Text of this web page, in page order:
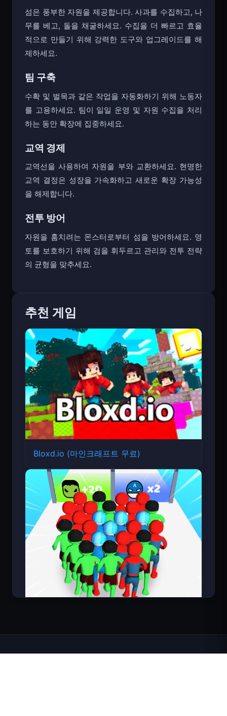
섬은 풍부한 자원을 제공합니다. 사과를 수집하고, 나
무를 베고, 돌을 채굴하세요. 수집을 더 빠르고 효율
적으로 만들기 위해 강력한 도구와 업그레이드를 해
제하세요.
팀 구축
수확 및 벌목과 같은 작업을 자동화하기 위해 노동자
를 고용하세요. 팀이 일일 운영 및 자원 수집을 처리
하는 동안 확장에 집중하세요.
교역 경제
교역선을 사용하여 자원을 부와 교환하세요. 현명한
교역 결정은 성장을 가속화하고 새로운 확장 가능성
을 해제합니다.
전투 방어
자원을 훔치려는 몬스터로부터 섬을 방어하세요. 영
토를 보호하기 위해 검을 휘두르고 관리와 전투 전략
의 균형을 맞추세요.
추천 게임
Bloxd.io (마인크래프트 무료)